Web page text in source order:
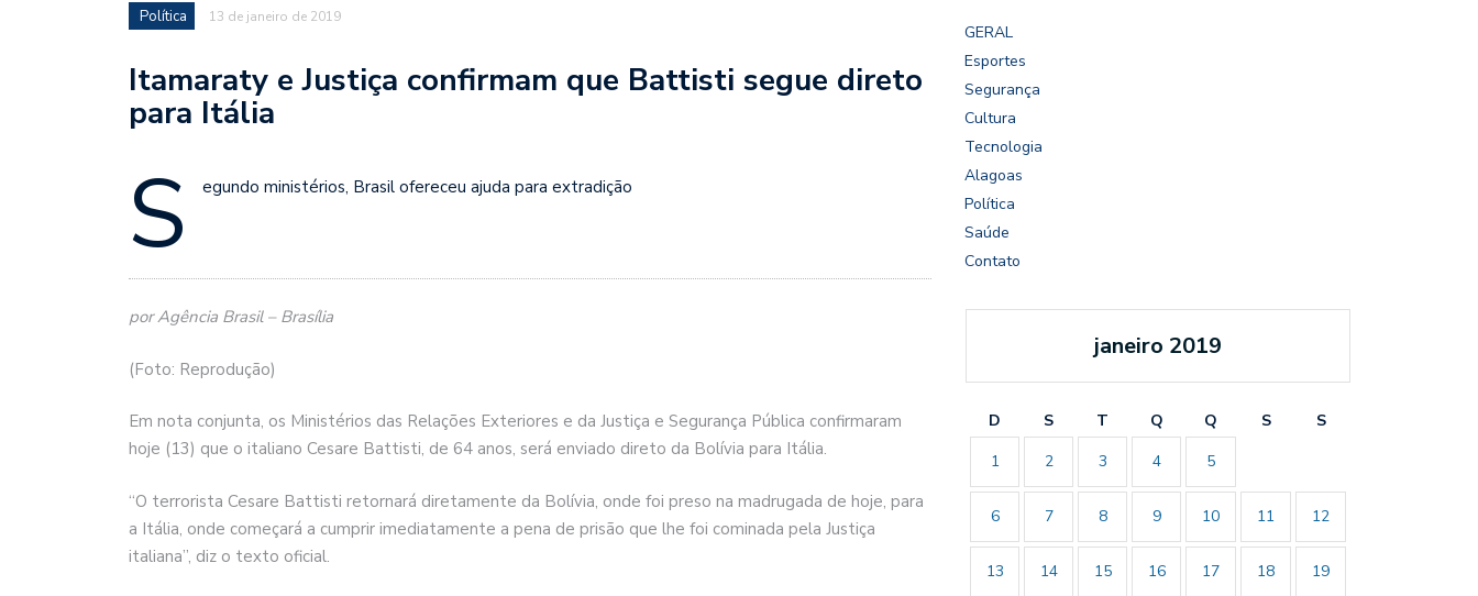
Política 13 de janeiro de 2019
Itamaraty e Justiça confirmam que Battisti segue direto
para Itália
S egundo ministérios, Brasil ofereceu ajuda para extradição
por Agência Brasil – Brasília
(Foto: Reprodução)
Em nota conjunta, os Ministérios das Relações Exteriores e da Justiça e Segurança Pública confirmaram
hoje (13) que o italiano Cesare Battisti, de 64 anos, será enviado direto da Bolívia para Itália.
“O terrorista Cesare Battisti retornará diretamente da Bolívia, onde foi preso na madrugada de hoje, para
a Itália, onde começará a cumprir imediatamente a pena de prisão que lhe foi cominada pela Justiça
italiana”, diz o texto oficial.
GERAL
Esportes
Segurança
Cultura
Tecnologia
Alagoas
Política
Saúde
Contato
janeiro 2019
D S T Q Q S
S
1
2 3 4 5
6 7 8 9 10 11 12
13 14 15 16 17 18 19